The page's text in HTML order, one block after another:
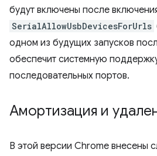
будут включены после
SerialAllowUsbDevicesForUrls
одном из будущих запусков
обеспечит системную
последовательных портов.
Амортизация и
В этой версии Chrome внесены